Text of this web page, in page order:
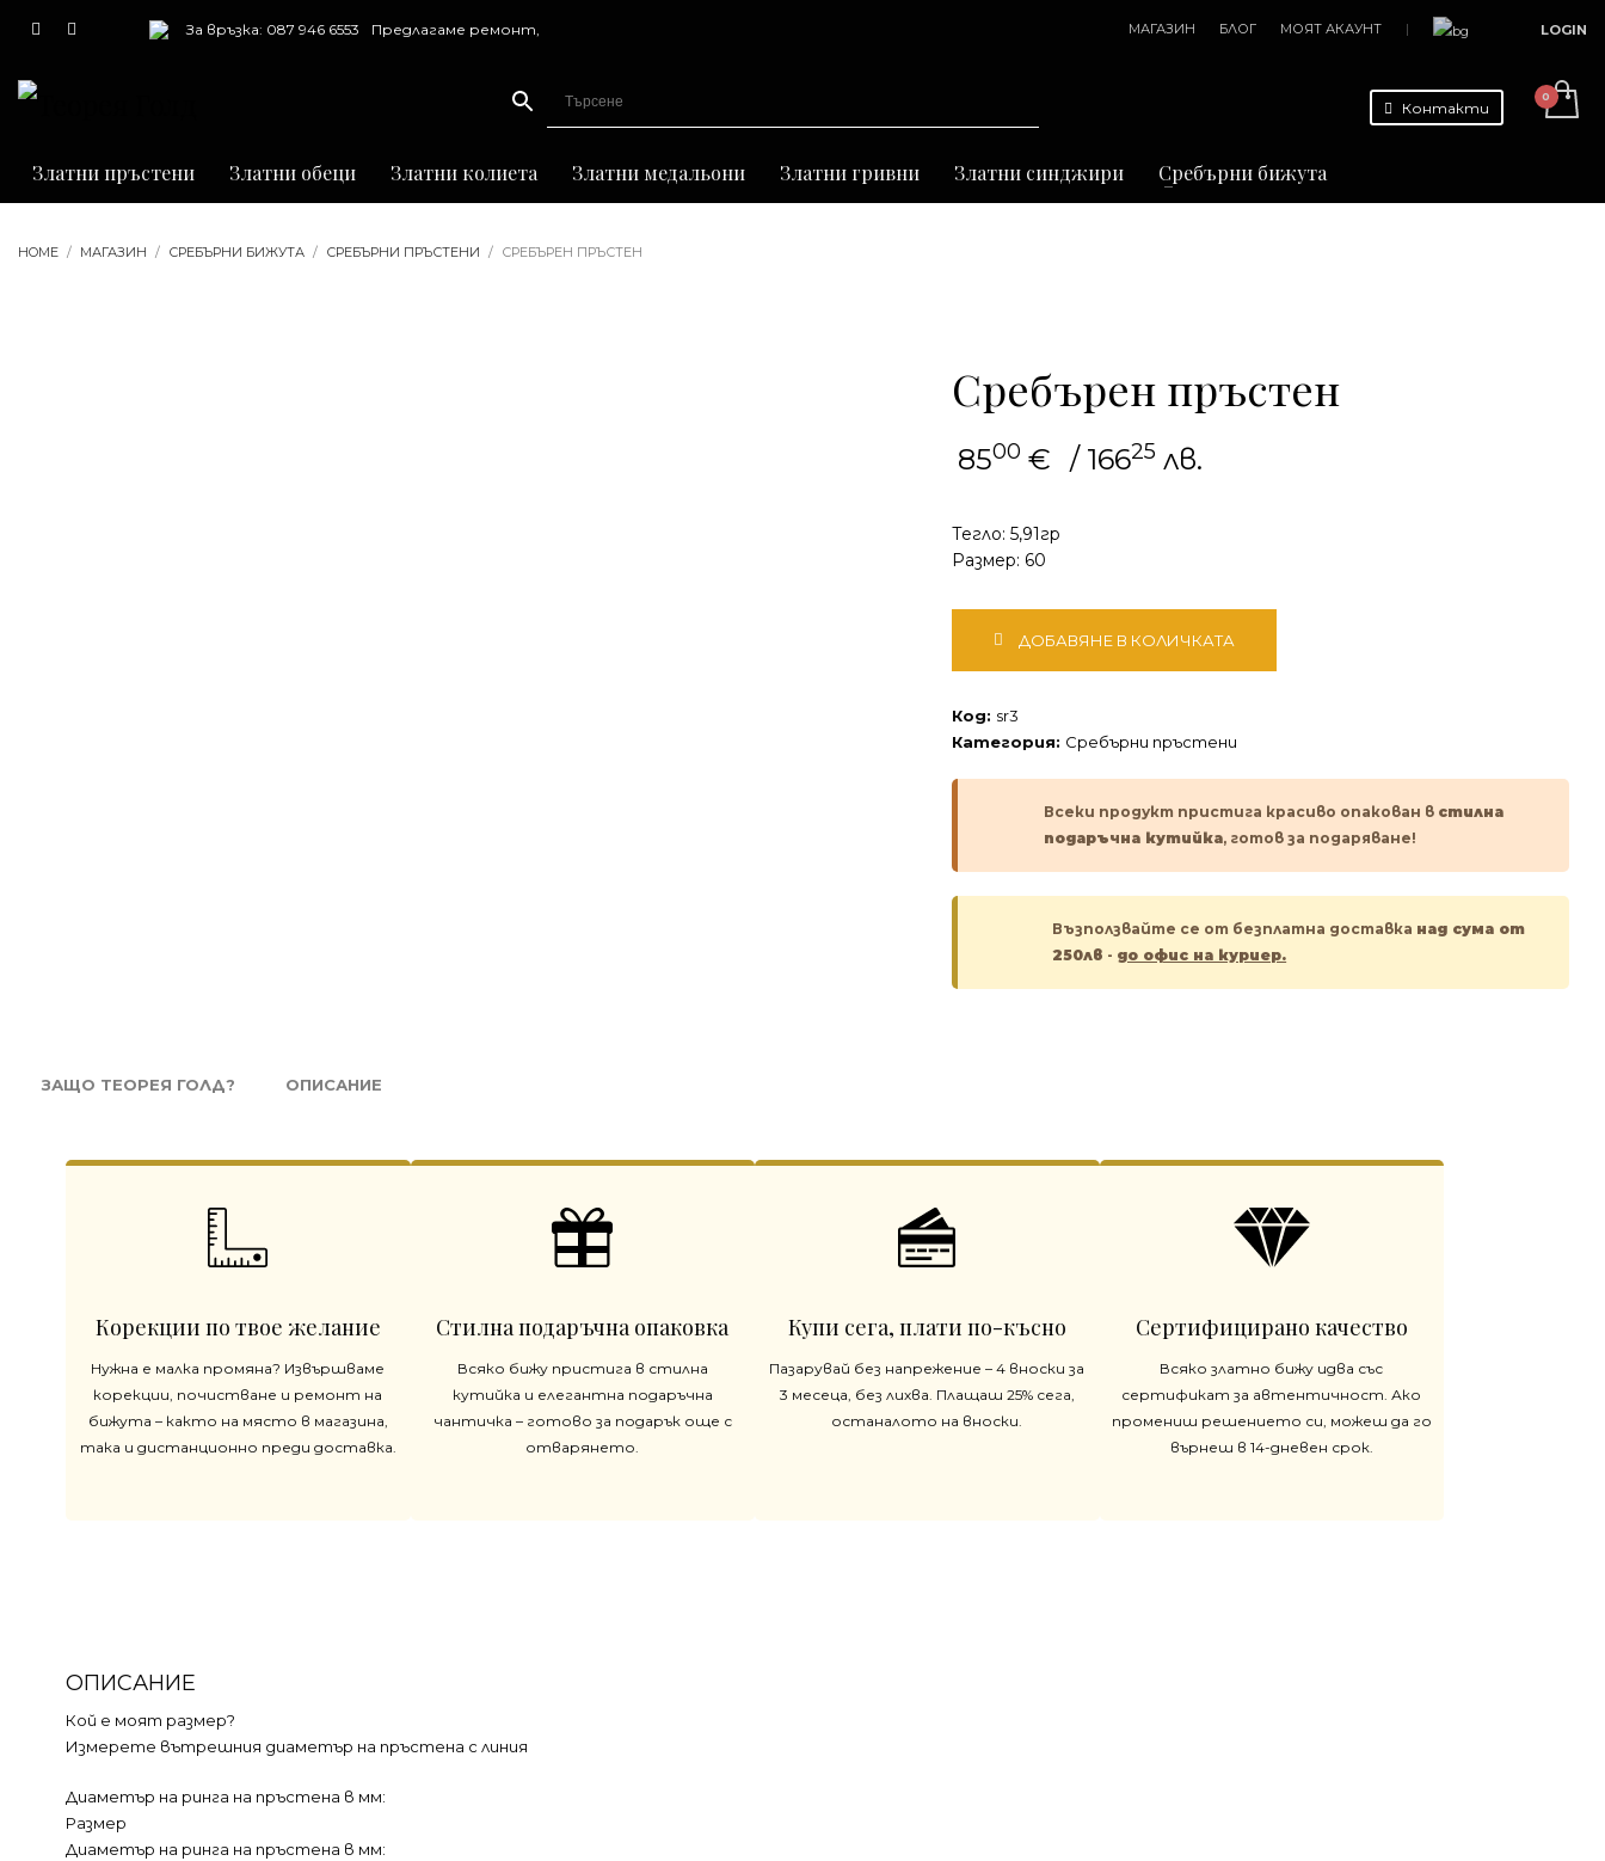
За връзка: 087 946 6553
Предлагаме ремонт,
МАГАЗИН БЛОГ МОЯТ АКАУНТ | LOGIN
Контакти
Златни пръстени Златни обеци Златни колиета Златни медальони Златни гривни Златни синджири Сребърни бижута
HOME МАГАЗИН СРЕБЪРНИ БИЖУТА СРЕБЪРНИ ПРЪСТЕНИ СРЕБЪРЕН ПРЪСТЕН
Сребърен пръстен
8500 € / 16625 лв.
Тегло: 5,91гр
Размер: 60
Сребърен
ДОБАВЯНЕ В КОЛИЧКАТА
Код: sr3
Категория: Сребърни пръстени
Всеки продукт пристига красиво опакован в стилна
подаръчна кутийка, готов за подаряване!
Възползвайте се от безплатна доставка над сума от
250лв - до офис на куриер.
ЗАЩО ТЕОРЕЯ ГОЛД? ОПИСАНИЕ
Корекции по твое желание
Нужна е малка промяна? Извършваме
корекции, почистване и ремонт на
бижута – както на място в магазина,
така и дистанционно преди доставка.
Стилна подаръчна опаковка
Всяко бижу пристига в стилна
кутийка и елегантна подаръчна
чантичка – готово за подарък още с
отварянето.
Купи сега, плати по-късно
Пазарувай без напрежение – 4 вноски за
3 месеца, без лихва. Плащаш 25% сега,
останалото на вноски.
Сертифицирано качество
Всяко златно бижу идва със
сертификат за автентичност. Ако
промениш решението си, можеш да го
върнеш в 14-дневен срок.
ОПИСАНИЕ
Кой е моят размер?
Измерете вътрешния диаметър на пръстена с линия
Диаметър на ринга на пръстена в мм:
Размер
Диаметър на ринга на пръстена в мм: